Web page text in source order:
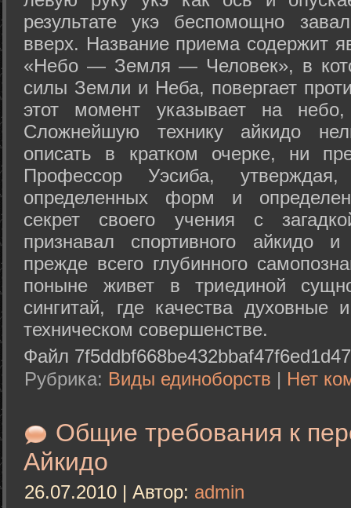
результате укэ беспомощно
вверх. Название приема содержит
«Небо — Земля — Человек», в
силы Земли и Неба, повергает
этот момент указывает на
Сложнейшую технику айкидо
описать в кратком очерке, ни
Профессор Уэсиба,
определенных форм и
секрет своего учения с
признавал спортивного айкидо
прежде всего глубинного
поныне живет в триединой
сингитай, где качества духовные
техническом совершенстве.
Файл
Рубрика: Виды единоборств | Нет
Общие требования к
Айкидо
26.07.2010 | Автор: admin